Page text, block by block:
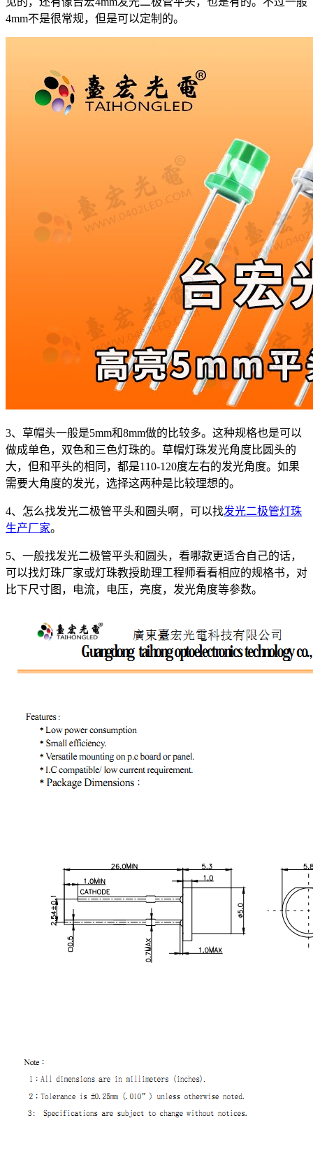
4mm不是很常规，但是可以定制的。
3、草帽头一般是5mm和8mm做的比较多。这种规格也是可以
做成单色，双色和三色灯珠的。草帽灯珠发光角度比圆头的
大，但和平头的相同，都是110-120度左右的发光角度。如果
需要大角度的发光，选择这两种是比较理想的。
4、怎么找发光二极管平头和圆头啊，可以找发光二极管灯珠
生产厂家。
5、一般找发光二极管平头和圆头，看哪款更适合自己的话，
可以找灯珠厂家或灯珠教授助理工程师看看相应的规格书，对
比下尺寸图，电流，电压，亮度，发光角度等参数。